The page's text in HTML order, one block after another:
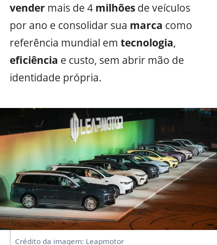
vender mais de 4 milhões de veículos
por ano e consolidar sua marca como
referência mundial em tecnologia,
eficiência e custo, sem abrir mão de
identidade própria.
Crédito da imagem: Leapmotor